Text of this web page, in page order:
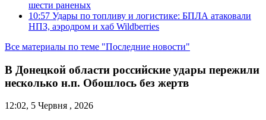
шести раненых
10:57 Удары по топливу и логистике: БПЛА атаковали
НПЗ, аэродром и хаб Wildberries
Все материалы по теме "Последние новости"
В Донецкой области российские удары пережили
несколько н.п. Обошлось без жертв
12:02, 5 Червня , 2026